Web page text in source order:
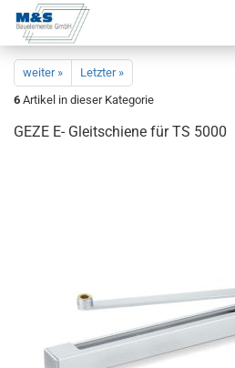
weiter »
Letzter »
6 Artikel in dieser Kategorie
GEZE E- Gleit­schie­ne für TS 5000